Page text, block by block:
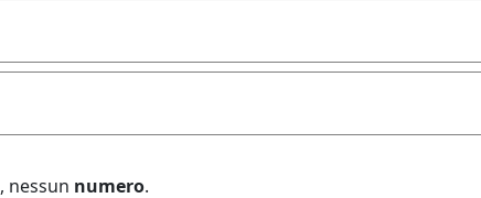
, nessun numero.